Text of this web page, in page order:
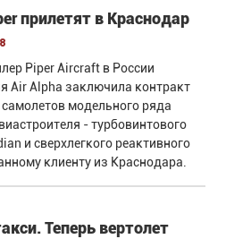
прилетят в Краснодар
Piper Aircraft в России
Air Alpha заключила контракт
самолетов модельного ряда
- турбовинтового
и сверхлегкого реактивного
клиенту из Краснодара.
Теперь вертолет